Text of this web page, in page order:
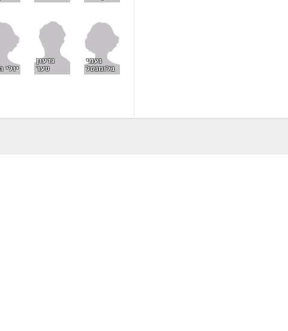
נעמי
בלומנטל
גדעון
סער יולי